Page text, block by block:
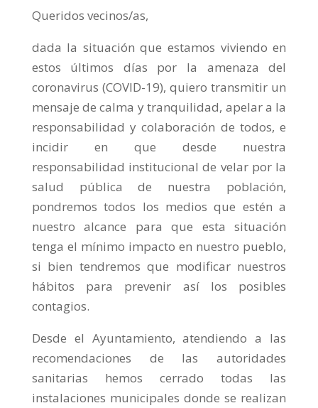
Queridos vecinos/as,
dada la situación que estamos viviendo en
estos últimos días por la amenaza del
coronavirus (COVID-19), quiero transmitir un
mensaje de calma y tranquilidad, apelar a la
responsabilidad y colaboración de todos, e
incidir en que desde nuestra
responsabilidad institucional de velar por la
salud pública de nuestra población,
pondremos todos los medios que estén a
nuestro alcance para que esta situación
tenga el mínimo impacto en nuestro pueblo,
si bien tendremos que modificar nuestros
hábitos para prevenir así los posibles
contagios.
Desde el Ayuntamiento, atendiendo a las
recomendaciones de las autoridades
sanitarias hemos cerrado todas las
instalaciones municipales donde se realizan